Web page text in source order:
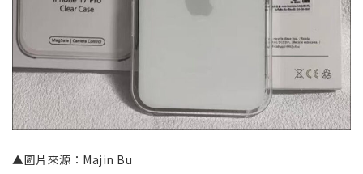
▲圖片來源：Majin Bu